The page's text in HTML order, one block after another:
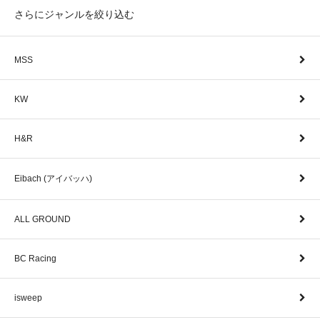
さらにジャンルを絞り込む
MSS
KW
H&R
Eibach (アイバッハ)
ALL GROUND
BC Racing
isweep